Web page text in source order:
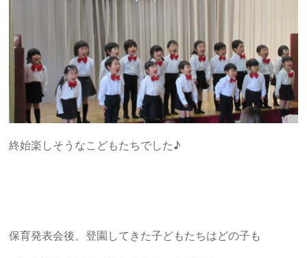
終始楽しそうなこどもたちでした♪
保育発表会後、登園してきた子どもたちはどの子も